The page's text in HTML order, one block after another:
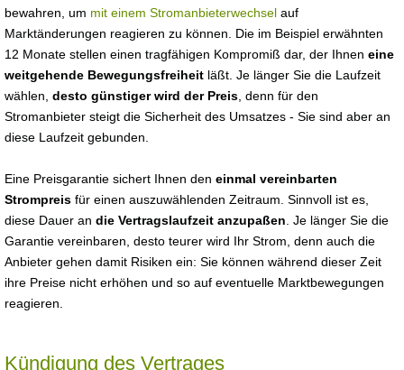
bewahren, um mit einem Stromanbieterwechsel auf
Marktänderungen reagieren zu können. Die im Beispiel erwähnten
12 Monate stellen einen tragfähigen Kompromiß dar, der Ihnen eine
weitgehende Bewegungsfreiheit läßt. Je länger Sie die Laufzeit
wählen, desto günstiger wird der Preis , denn für den
Stromanbieter steigt die Sicherheit des Umsatzes - Sie sind aber an
diese Laufzeit gebunden.
Eine Preisgarantie sichert Ihnen den einmal vereinbarten
Strompreis für einen auszuwählenden Zeitraum. Sinnvoll ist es,
diese Dauer an die Vertragslaufzeit anzupaßen . Je länger Sie die
Garantie vereinbaren, desto teurer wird Ihr Strom, denn auch die
Anbieter gehen damit Risiken ein: Sie können während dieser Zeit
ihre Preise nicht erhöhen und so auf eventuelle Marktbewegungen
reagieren.
Kündigung des Vertrages